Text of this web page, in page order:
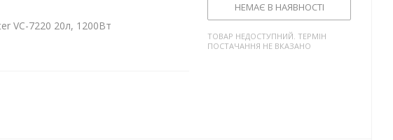
VC-7220 20л, 1200Вт
НЕМАЄ В НАЯВНОСТІ
ТОВАР НЕДОСТУПНИЙ. ТЕРМІН
ПОСТАЧАННЯ НЕ ВКАЗАНО